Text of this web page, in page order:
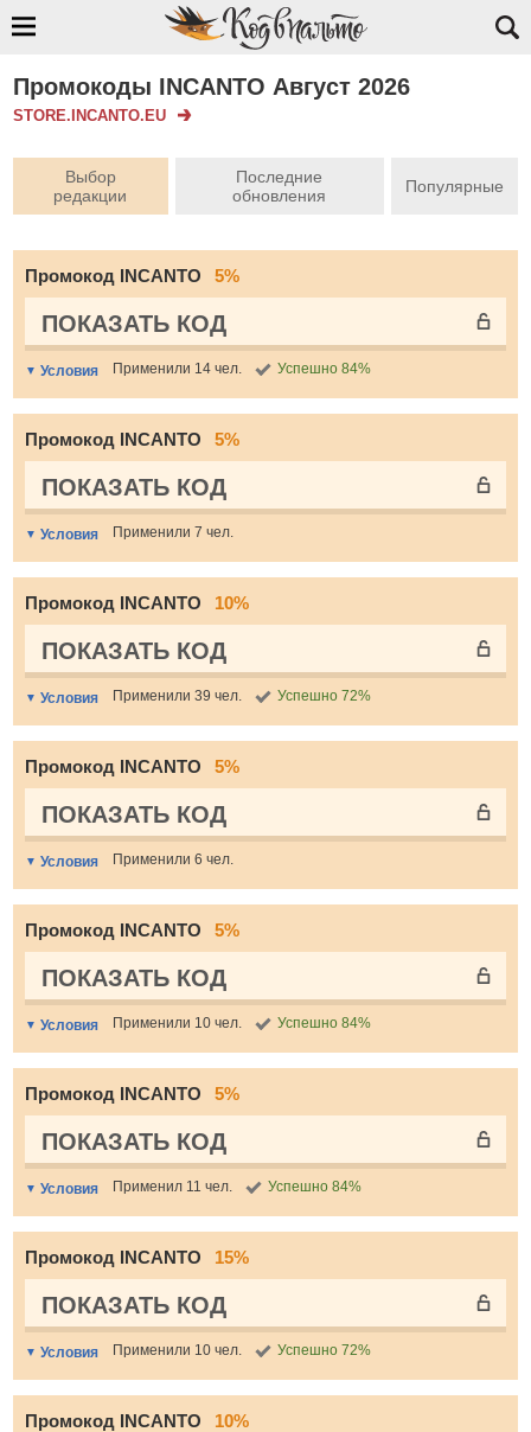
Промокоды INCANTO Август 2026
STORE.INCANTO.EU
Выбор
редакции
Последние
обновления
Популярные
Промокод INCANTO 5%
ПОКАЗАТЬ КОД
Условия Применили 14 чел. Успешно 84%
Промокод INCANTO 5%
ПОКАЗАТЬ КОД
Условия Применили 7 чел.
Промокод INCANTO 10%
ПОКАЗАТЬ КОД
Условия Применили 39 чел. Успешно 72%
Промокод INCANTO 5%
ПОКАЗАТЬ КОД
Условия Применили 6 чел.
Промокод INCANTO 5%
ПОКАЗАТЬ КОД
Условия Применили 10 чел. Успешно 84%
Промокод INCANTO 5%
ПОКАЗАТЬ КОД
Условия Применил 11 чел. Успешно 84%
Промокод INCANTO 15%
ПОКАЗАТЬ КОД
Условия Применили 10 чел. Успешно 72%
Промокод INCANTO 10%